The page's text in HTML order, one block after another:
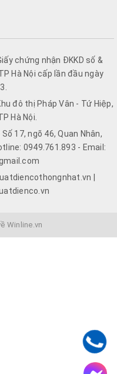
chứng nhận ĐKKD số &
Hà Nội cấp lần đầu ngày
đô thị Pháp Vân - Tứ Hiệp,
Hà Nội.
17, ngõ 46, Quan Nhân,
0949.761.893 - Email:
|
Winline.vn